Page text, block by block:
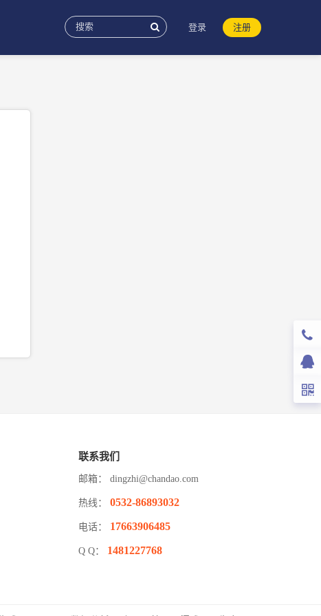
登录 注册
联系我们
邮箱：dingzhi@chandao.com
热线：0532-86893032
电话： 17663906485
Q Q： 1481227768